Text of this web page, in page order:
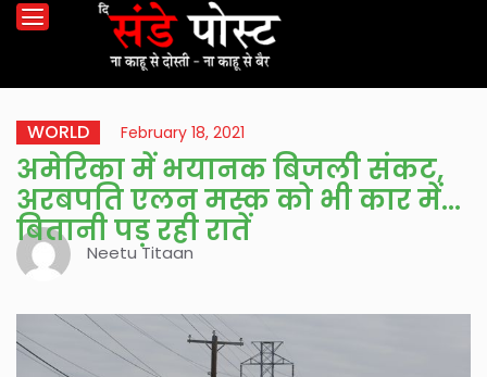
WORLD February 18, 2021
अमेरिका में भयानक बिजली संकट,
अरबपति एलन मस्क को भी कार में
बितानी पड़ रही रातें
Neetu Titaan